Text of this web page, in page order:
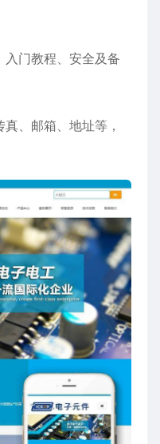
门教程、安全及备
、邮箱、地址等，